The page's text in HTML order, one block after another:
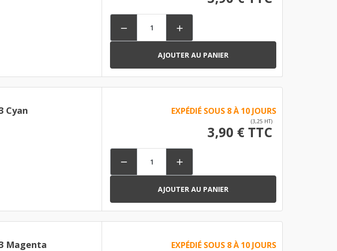
 
AJOUTER AU PANIER
Cartouche d'encre compatible Epson 103 Cyan EXPÉDIÉ SOUS 8 À 10 JOURS
(3,25 HT)
3,90 € TTC
 
AJOUTER AU PANIER
Cartouche d'encre compatible Epson 103 Magenta EXPÉDIÉ SOUS 8 À 10 JOURS